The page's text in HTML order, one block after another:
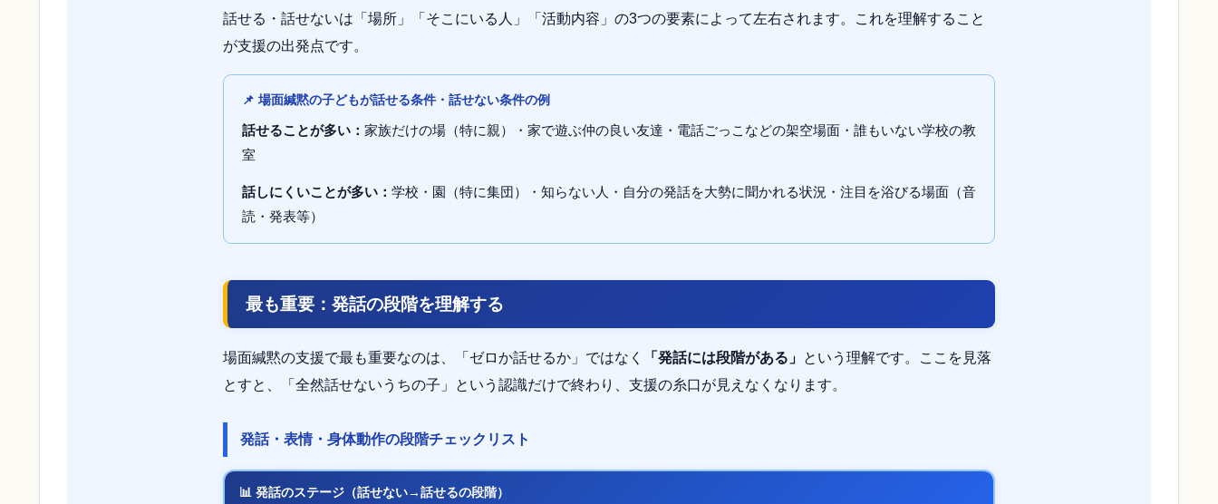
話せる・話せないは「場所」「そこにいる人」「活動内容」の3つの要素によって左右されます。これを理解すること
が支援の出発点です。
📌 場面緘黙の子どもが話せる条件・話せない条件の例
話せることが多い： 家族だけの場（特に親）・家で遊ぶ仲の良い友達・電話ごっこなどの架空場面・誰もいない学校の教
室
話しにくいことが多い： 学校・園（特に集団）・知らない人・自分の発話を大勢に聞かれる状況・注目を浴びる場面（音
読・発表等）
最も重要：発話の段階を理解する
場面緘黙の支援で最も重要なのは、「ゼロか話せるか」ではなく 「発話には段階がある」 という理解です。ここを見落
とすと、「全然話せないうちの子」という認識だけで終わり、支援の糸口が見えなくなります。
発話・表情・身体動作の段階チェックリスト
📊 発話のステージ（話せない→話せるの段階）